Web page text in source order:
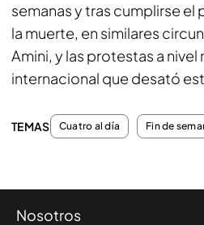
semanas y tras cumplirse el
la muerte, en similares
Amini, y las protestas a nivel
internacional que desató
TEMAS Cuatro al día Fin de
Nosotros